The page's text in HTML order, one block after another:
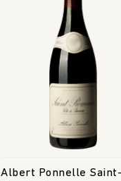
Albert Ponnelle Saint-